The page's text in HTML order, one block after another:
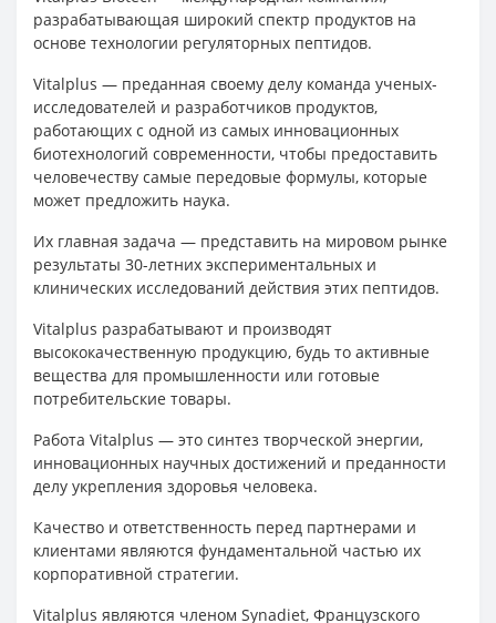
разрабатывающая широкий спектр продуктов на
основе технологии регуляторных пептидов.
Vitalplus — преданная своему делу команда ученых-
исследователей и разработчиков продуктов,
работающих с одной из самых инновационных
биотехнологий современности, чтобы предоставить
человечеству самые передовые формулы, которые
может предложить наука.
Их главная задача — представить на мировом рынке
результаты 30-летних экспериментальных и
клинических исследований действия этих пептидов.
Vitalplus разрабатывают и производят
высококачественную продукцию, будь то активные
вещества для промышленности или готовые
потребительские товары.
Работа Vitalplus — это синтез творческой энергии,
инновационных научных достижений и преданности
делу укрепления здоровья человека.
Качество и ответственность перед партнерами и
клиентами являются фундаментальной частью их
корпоративной стратегии.
Vitalplus являются членом Synadiet, Французского